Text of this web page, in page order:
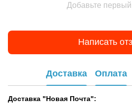
Добавьте
Написать
Доставка Оплата
Доставка "Новая Почта":